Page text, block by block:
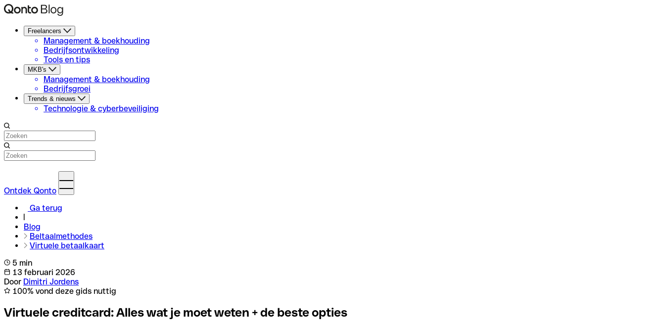
Freelancers
Management & boekhouding
Bedrijfsontwikkeling
Tools en tips
MKB's
Management & boekhouding
Bedrijfsgroei
Trends & nieuws
Technologie & cyberbeveiliging
Ontdek Qonto
Ga terug
Blog
Beltaalmethodes
Virtuele betaalkaart
5 min
13 februari 2026
Door Dimitri Jordens
100% vond deze gids nuttig
Virtuele creditcard: Alles wat je moet weten + de beste opties